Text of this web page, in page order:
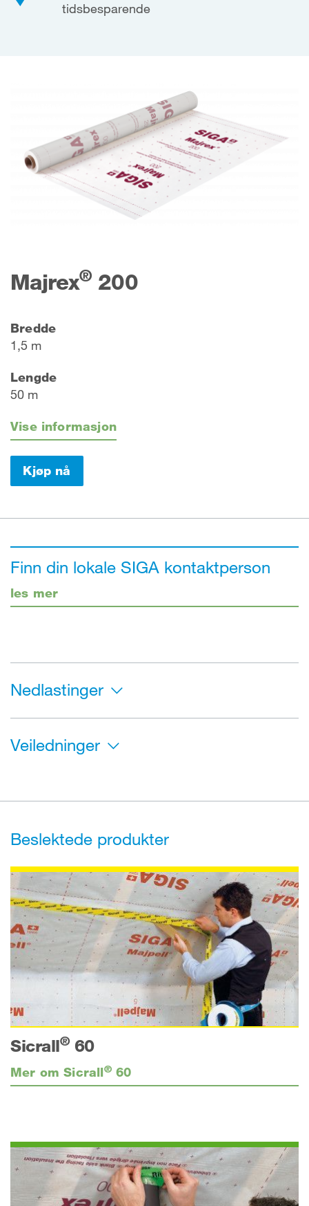
tidsbesparende
Majrex®200
Bredde
1,5 m
Lengde
50 m
Vise informasjon
Kjøp nå
Finn din lokale SIGA kontaktperson
les mer
Nedlastinger
Veiledninger
Beslektede produkter
Sicrall®60
Mer om Sicrall®60